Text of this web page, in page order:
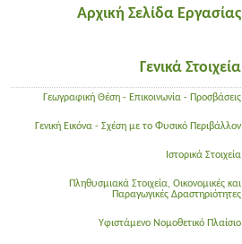
Αρχική Σελίδα Εργασίας
Γενικά Στοιχεία
Γεωγραφική Θέση - Επικοινωνία - Προσβάσεις
Γενική Εικόνα - Σχέση με το Φυσικό Περιβάλλον
Ιστορικά Στοιχεία
Πληθυσμιακά Στοιχεία, Οικονομικές και
Παραγωγικές Δραστηριότητες
Υφιστάμενο Νομοθετικό Πλαίσιο